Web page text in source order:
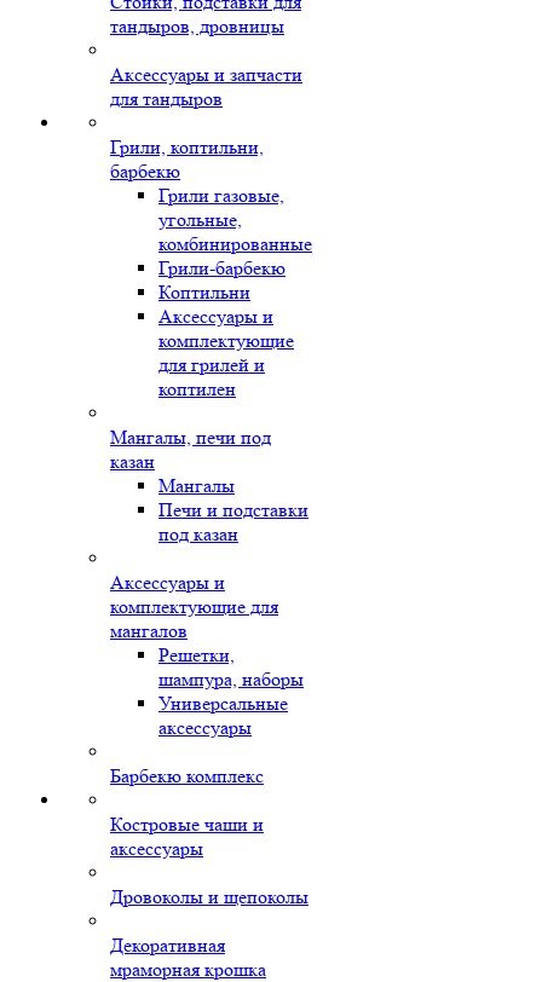
тандыров, дровницы
Аксессуары и запчасти
для тандыров
Грили, коптильни,
барбекю
Грили газовые,
угольные,
комбинированные
Грили-барбекю
Коптильни
Аксессуары и
комплектующие
для грилей и
коптилен
Мангалы, печи под
казан
Мангалы
Печи и подставки
под казан
Аксессуары и
комплектующие для
мангалов
Решетки,
шампура, наборы
Универсальные
аксессуары
Барбекю комплекс
Костровые чаши и
аксессуары
Дровоколы и щепоколы
Декоративная
мраморная крошка